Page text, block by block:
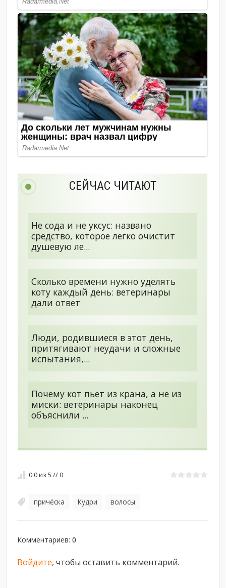
СЕЙЧАС ЧИТАЮТ
Не сода и не уксус: названо
средство, которое легко очистит
душевую ле...
Сколько времени нужно уделять
коту каждый день: ветеринары
дали ответ
Люди, родившиеся в этот день,
притягивают неудачи и сложные
испытания,...
Почему кот пьет из крана, а не из
миски: ветеринары наконец
объяснили ...
0.0из5 // 0
причёска Кудри волосы
Комментариев:0
Войдите, чтобы оставить комментарий.